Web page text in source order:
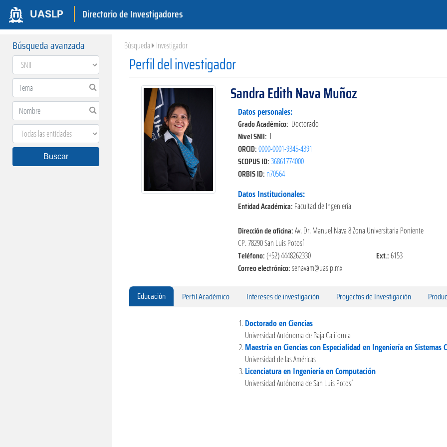
UASLP Directorio de Investigadores
Búsqueda avanzada
Buscar
Búsqueda Investigador
Perfil del investigador
Sandra Edith Nava Muñoz
Datos personales:
Grado Académico: Doctorado
Nivel SNII: I
ORCID:0000-0001-9345-4391
SCOPUS ID:36861774000
ORBIS ID: n70564
Datos Institucionales:
Entidad Académica: Facultad de Ingeniería
Dirección de oficina:Av. Dr. Manuel Nava 8 Zona Universitaria Poniente
CP. 78290 San Luis Potosí
Teléfono:(+52) 4448262330 Ext.:6153
Correo electrónico:senavam@uaslp.mx
Educación Perfil Académico Intereses de investigación Proyectos de Investigación
Doctorado en Ciencias
Universidad Autónoma de Baja California
Maestría en Ciencias con Especialidad en Ingeniería en Sistemas
Universidad de las Américas
Licenciatura en Ingeniería en Computación
Universidad Autónoma de San Luis Potosí